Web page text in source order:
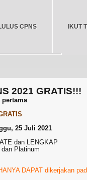
IKUT
CPNS
2021 GRATIS!!!
pertama
25 Juli 2021
dan LENGKAP
Platinum
dikerjakan pada